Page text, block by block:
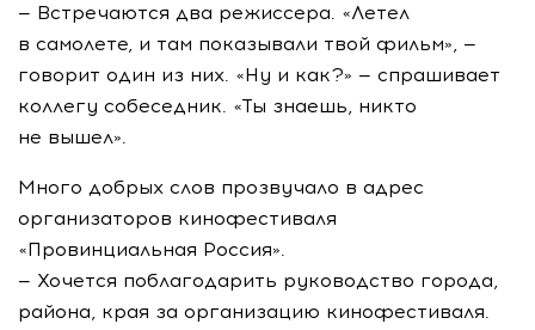
— Встречаются два режиссера. «Летел
в самолете, и там показывали твой фильм», —
говорит один из них. «Ну и как?» — спрашивает
коллегу собеседник. «Ты знаешь, никто
не вышел».
Много добрых слов прозвучало в адрес
организаторов кинофестиваля
«Провинциальная Россия».
— Хочется поблагодарить руководство города,
района, края за организацию кинофестиваля.